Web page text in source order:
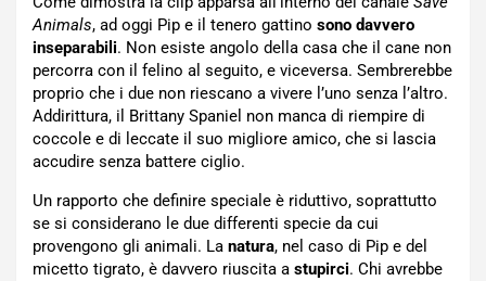
Animals, ad oggi Pip e il tenero gattino sono davvero
inseparabili. Non esiste angolo della casa che il cane non
percorra con il felino al seguito, e viceversa. Sembrerebbe
proprio che i due non riescano a vivere l’uno senza l’altro.
Addirittura, il Brittany Spaniel non manca di riempire di
coccole e di leccate il suo migliore amico, che si lascia
accudire senza battere ciglio.
Un rapporto che definire speciale è riduttivo, soprattutto
se si considerano le due differenti specie da cui
provengono gli animali. La natura, nel caso di Pip e del
micetto tigrato, è davvero riuscita a stupirci. Chi avrebbe